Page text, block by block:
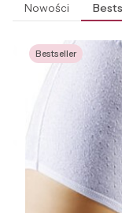
Nowości
Bestseller